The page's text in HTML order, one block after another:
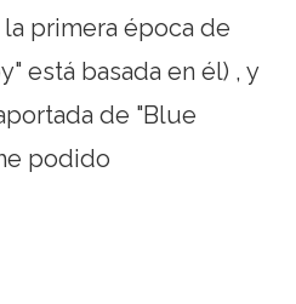
primera época de
está basada en él) , y
de "Blue
podido